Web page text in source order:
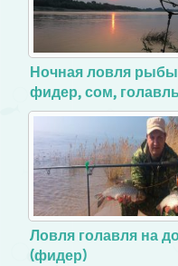
Ночная ловля
фидер, сом,
налим и густера
Ловля голавля на
(фидер)